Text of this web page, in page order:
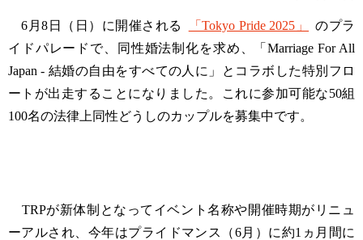
6月8日（日）に開催される 「Tokyo Pride 2025」
のプラ
イドパレードで、同性婚法制化を求め、「Marriage For All
Japan - 結婚の自由をすべての人に」とコラボした特別フロ
ートが出走することになりました。これに参加可能な50組
100名の法律上同性どうしのカップルを募集中です。
TRPが新体制となってイベント名称や開催時期がリニュ
ーアルされ、今年はプライドマンス（6月）に約1ヵ月間に